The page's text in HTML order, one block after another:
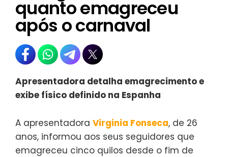
quanto emagreceu
após o carnaval
Apresentadora detalha emagrecimento e
exibe físico definido na Espanha
A apresentadora Virginia Fonseca, de 26
anos, informou aos seus seguidores que
emagreceu cinco quilos desde o fim de